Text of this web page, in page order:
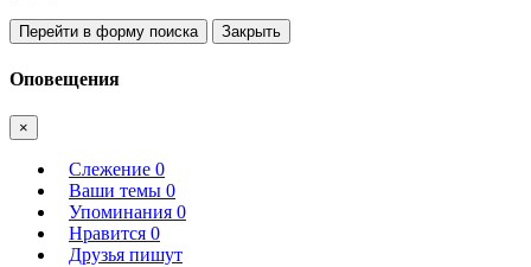
Перейти в форму поиска Закрыть
Оповещения
×
Слежение 0
Ваши темы 0
Упоминания 0
Нравится 0
Друзья пишут